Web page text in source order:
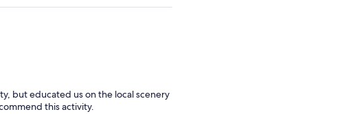
but educated us on the local scenery
this activity.